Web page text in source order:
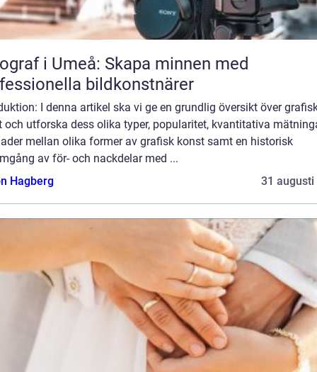
i Umeå: Skapa minnen med
bildkonstnärer
I denna artikel ska vi ge en grundlig översikt över
och utforska dess olika typer, popularitet, kvantitativa
mellan olika former av grafisk konst samt en historisk
av för- och nackdelar med ...
Hagberg
31 augusti